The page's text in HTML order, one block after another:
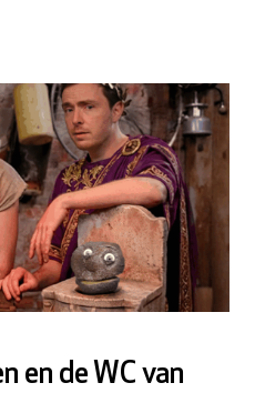
en de WC van